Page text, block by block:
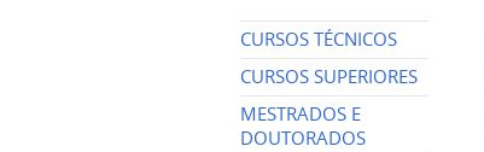
CURSOS TÉCNICOS
CURSOS SUPERIORES
MESTRADOS E
DOUTORADOS